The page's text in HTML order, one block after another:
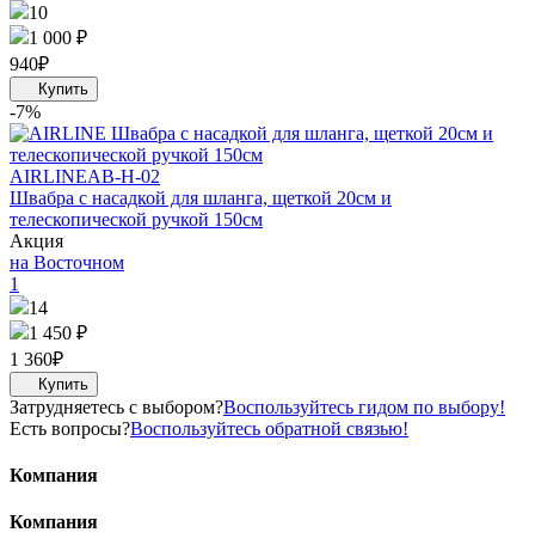
10
1 000 ₽
940₽
-7%
AIRLINEAB-H-02
Швабра с насадкой для шланга, щеткой 20см и
телескопической ручкой 150см
Акция
на Восточном
1
14
1 450 ₽
1 360₽
Затрудняетесь с выбором?Воспользуйтесь гидом по выбору!
Есть вопросы?Воспользуйтесь обратной связью!
Компания
Компания